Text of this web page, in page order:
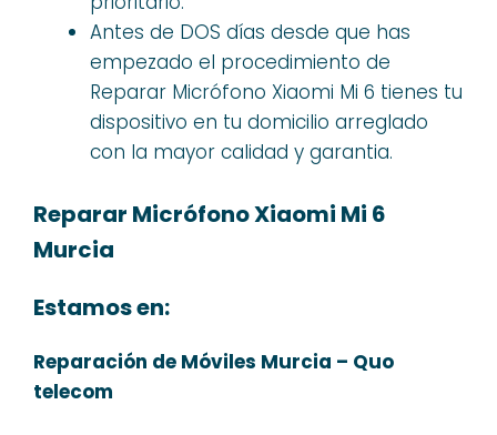
Antes de DOS días desde que has
empezado el procedimiento de
Reparar Micrófono Xiaomi Mi 6 tienes tu
dispositivo en tu domicilio arreglado
con la mayor calidad y garantia.
Reparar Micrófono Xiaomi Mi 6
Murcia
Estamos en:
Reparación de Móviles Murcia – Quo
telecom